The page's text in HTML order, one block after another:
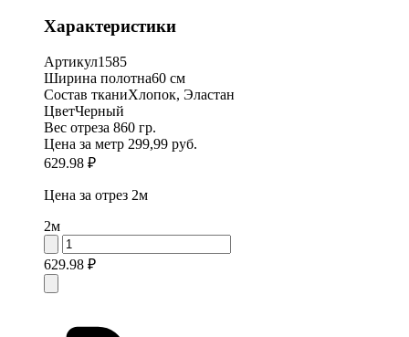
Характеристики
Артикул1585
Ширина полотна60 см
Состав тканиХлопок, Эластан
ЦветЧерный
Вес отреза 860 гр.
Цена за метр 299,99 руб.
629.98 ₽
Цена за отрез 2м
2м
629.98 ₽